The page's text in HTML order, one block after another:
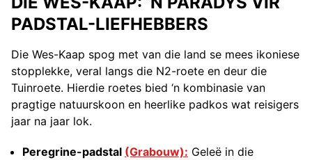
PADSTAL-LIEFHEBBERS
Die Wes-Kaap spog met van die land se mees ikoniese
stopplekke, veral langs die N2-roete en deur die
Tuinroete. Hierdie roetes bied ‘n kombinasie van
pragtige natuurskoon en heerlike padkos wat reisigers
jaar na jaar lok.
Peregrine-padstal (Grabouw): Geleë in die